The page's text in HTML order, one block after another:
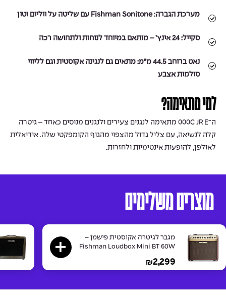
מערכת הגברה:Fishman Sonitone עם שליטה על ווליום וטון
סקייל:
נאט ברוחב 44.5 מ”מ:
מתאים גם לנגינה אקוסטית וגם לליווי
סולמות אצבע
למי מתאימה?
ה־000C JR E מתאימה לנגנים צעירים ולנגנים מנוסים כאחד – גיטרה
קלה לנשיאה, עם צליל גדול מהצפוי מהגוף הקומפקטי שלה. אידיאלית
לאולפן, להופעות אינטימיות ולחזרות.
מוצרים משלימים
מגבר לגיטרה אקוסטית פישמן –
Fishman Loudbox Mini BT 60W
₪2,299